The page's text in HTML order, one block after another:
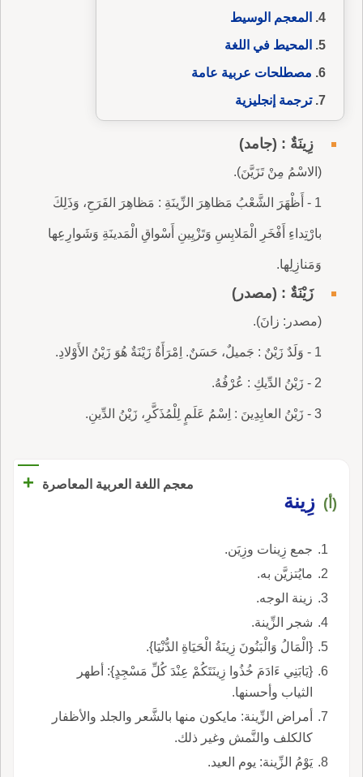
المعجم الوسيط
المحيط في اللغة
مصطلحات عربية عامة
ترجمة إنجليزية
زِينَةٌ : (جامد)
(الاسْمُ مِنْ تَزَيَّنَ).
1 - أَظْهَرَ الشَّعْبُ مَظاهِرَ الزِّينَةِ : مَظاهِرَ الفَرَحِ، وَذَلِكَ
بارْتِداءِ أَفْخَرِ الْمَلابِسِ وَتَزْيِينِ أَسْواقِ الْمَدينَةِ وَشَوارِعِها
وَمَنازِلِها.
زَيْنَةٌ : (مصدر)
(مصدر: زانَ).
1 - وَلَدٌ زَيْنٌ : جَميلٌ، حَسَنٌ. اِمْرَأَةٌ زَيْنَةٌ هُوَ زَيْنُ الأَوْلادِ.
2 - زَيْنُ الدِّيكِ : عُرْفُهُ.
3 - زَيْنُ العابِدِينَ : اِسْمُ عَلَمٍ لِلْمُذَكَّرِ، زَيْنُ الدِّينِ.
معجم اللغة العربية المعاصرة +
(أ) زِينة
جمع زِينات وزِيَن.
مايُتزيَّن به.
زينة الوجه.
شجر الزِّينة.
{الْمَالُ وَالْبَنُونَ زِينَةُ الْحَيَاةِ الدُّنْيَا}.
{يَابَنِي ءَادَمَ خُذُوا زِينَتَكُمْ عِنْدَ كُلِّ مَسْجِدٍ}: أطهر
الثياب وأحسنها.
أمراض الزِّينة: مايكون منها بالشَّعر والجلد والأظفار
كالكلف والنَّمش وغير ذلك.
يَوْمُ الزِّينة: يوم العيد.